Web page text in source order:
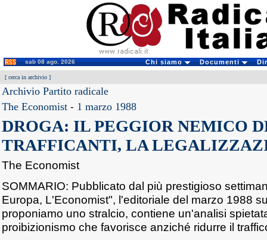
sab 08 ago. 2026 Chi siamo Documenti
[ cerca in archivio ]
Archivio Partito radicale
The Economist - 1 marzo 1988
DROGA: IL PEGGIOR NEMICO
TRAFFICANTI, LA
The Economist
SOMMARIO: Pubblicato dal più prestigioso
Europa, L'Economist", l'editoriale del marzo 1988
proponiamo uno stralcio, contiene un'analisi
proibizionismo che favorisce anziché ridurre il